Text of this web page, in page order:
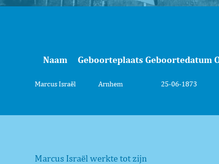
Naam Geboorteplaats Geboortedatum
Marcus Israël Arnhem 25-06-1873
Marcus Israël werkte tot zijn